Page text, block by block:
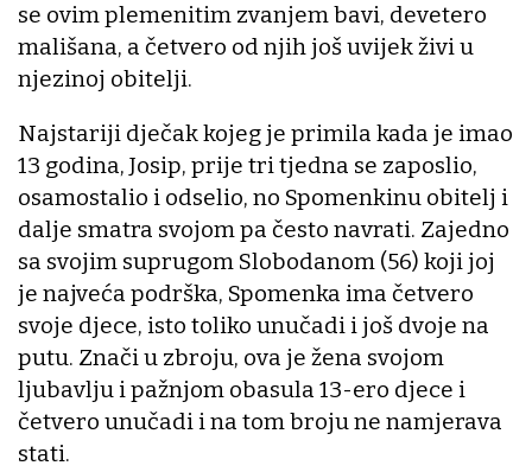
se ovim plemenitim zvanjem bavi, devetero
mališana, a četvero od njih još uvijek živi u
njezinoj obitelji.
Najstariji dječak kojeg je primila kada je imao
13 godina, Josip, prije tri tjedna se zaposlio,
osamostalio i odselio, no Spomenkinu obitelj i
dalje smatra svojom pa često navrati. Zajedno
sa svojim suprugom Slobodanom (56) koji joj
je najveća podrška, Spomenka ima četvero
svoje djece, isto toliko unučadi i još dvoje na
putu. Znači u zbroju, ova je žena svojom
ljubavlju i pažnjom obasula 13-ero djece i
četvero unučadi i na tom broju ne namjerava
stati.